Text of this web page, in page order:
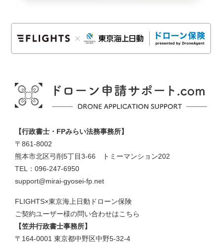
操縦者氏名：
操縦者郵便番号（ハイフン無しで入力してください）：
操縦者住所：
【行政書士・FPみらい法務事務所】
〒861-8002
熊本市北区弓削5丁目3-66 トミーマンション202
TEL：096-247-6950
support@mirai-gyosei-fp.net
FLIGHTS×東京海上日動ドローン保険
ご契約ユーザー様の問い合わせはこちら
【笠井行政書士事務所】
〒164-0001 東京都中野区中野5-32-4